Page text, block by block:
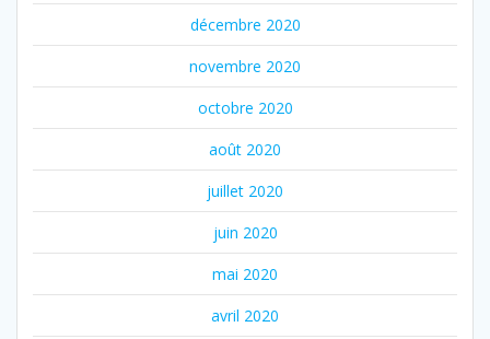
décembre 2020
novembre 2020
octobre 2020
août 2020
juillet 2020
juin 2020
mai 2020
avril 2020